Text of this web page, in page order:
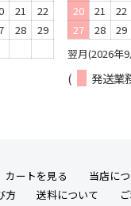
21
22
28
29
翌月(2026年
20
21 22
27
28 29
( 発送業
カートを見る
当店に
方
送料について